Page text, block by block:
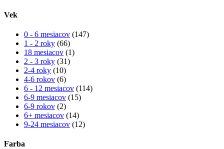
Vek
0 - 6 mesiacov (147)
1 - 2 roky (66)
18 mesiacov (1)
2 - 3 roky (31)
2-4 roky (10)
4-6 rokov (6)
6 - 12 mesiacov (114)
6-9 mesiacov (15)
6-9 rokov (2)
6+ mesiacov (14)
9-24 mesiacov (12)
Farba